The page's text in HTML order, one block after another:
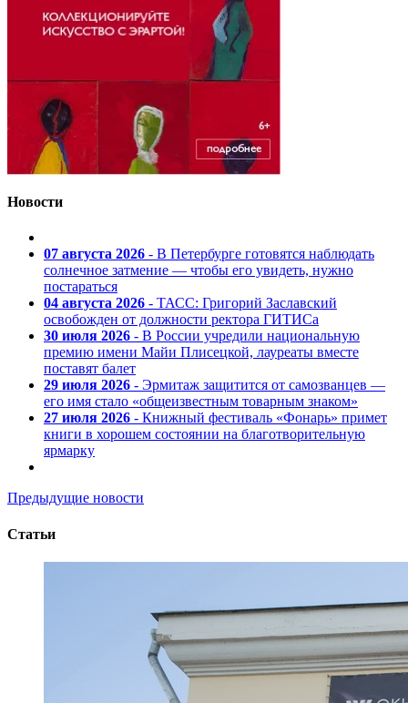
Новости
07 августа 2026 - В Петербурге готовятся наблюдать
солнечное затмение — чтобы его увидеть, нужно
постараться
04 августа 2026 - ТАСС: Григорий Заславский
освобожден от должности ректора ГИТИСа
30 июля 2026 - В России учредили национальную
премию имени Майи Плисецкой, лауреаты вместе
поставят балет
29 июля 2026 - Эрмитаж защитится от самозванцев —
его имя стало «общеизвестным товарным знаком»
27 июля 2026 - Книжный фестиваль «Фонарь» примет
книги в хорошем состоянии на благотворительную
ярмарку
Предыдущие новости
Статьи